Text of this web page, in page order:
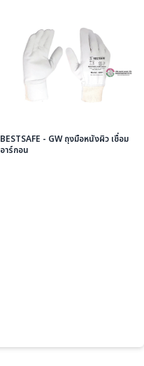
BESTSAFE - GW ถุงมือหนังผิว เชื่อม
อาร์กอน